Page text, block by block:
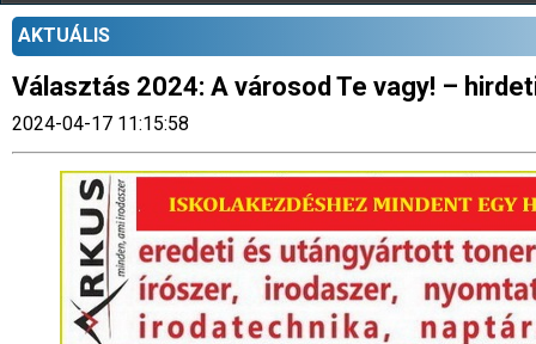
AKTUÁLIS
Választás 2024: A városod Te vagy! –
2024-04-17 11:15:58